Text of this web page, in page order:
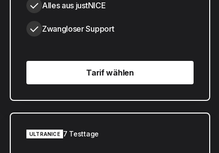
Alles aus justNICE
Zwangloser Support
Tarif wählen
Tarif wählen
ULTRANICE 7 Testtage